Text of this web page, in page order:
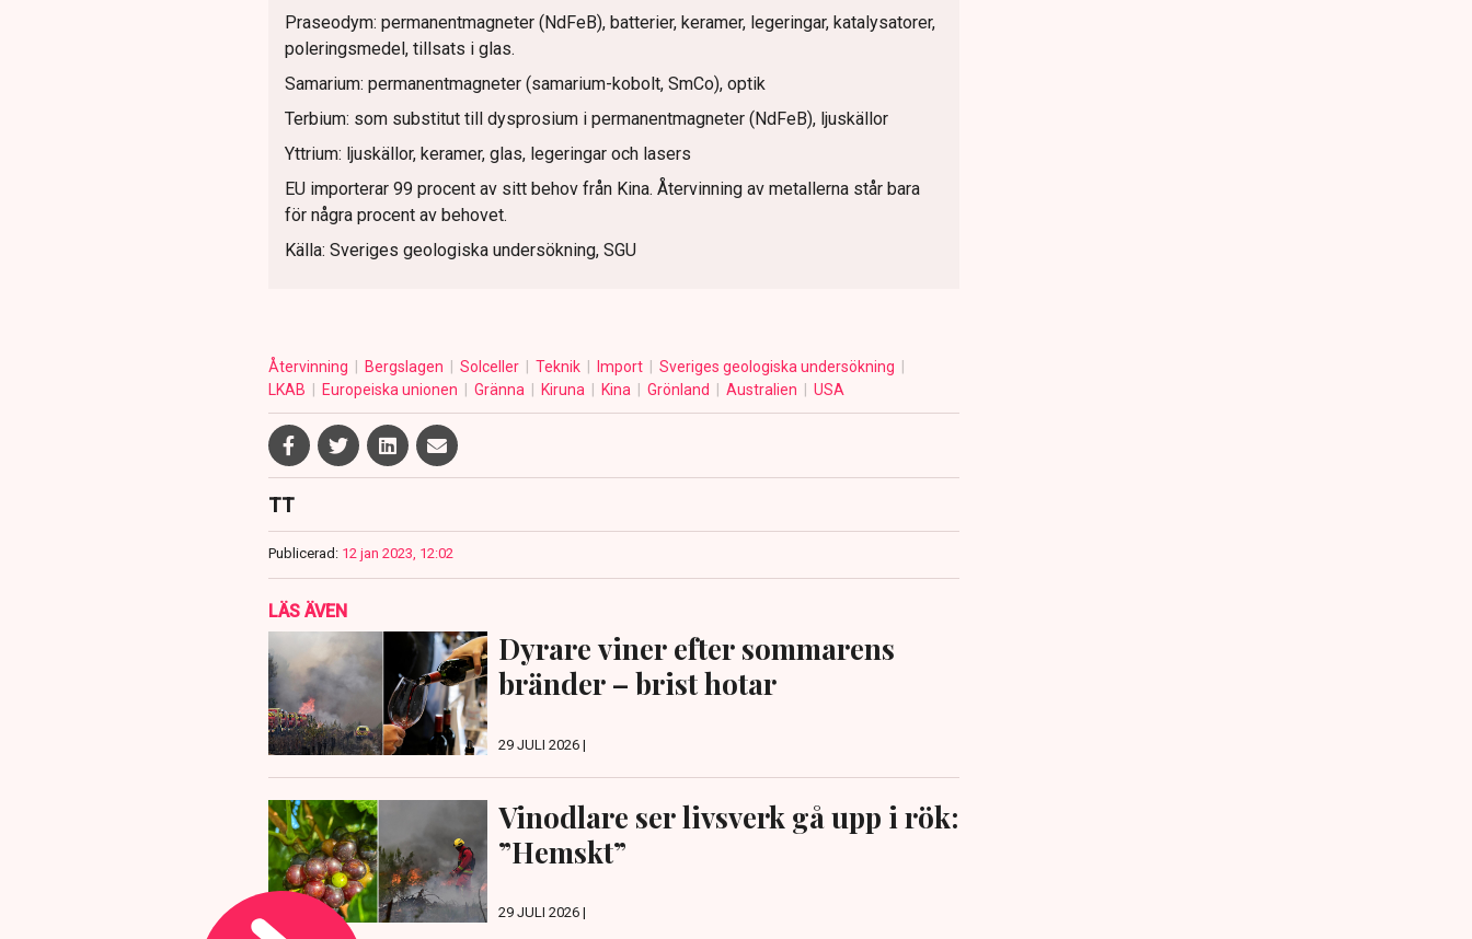
Praseodym: permanentmagneter (NdFeB), batterier, keramer, legeringar, katalysatorer,
poleringsmedel, tillsats i glas.
Samarium: permanentmagneter (samarium-kobolt, SmCo), optik
Terbium: som substitut till dysprosium i permanentmagneter (NdFeB), ljuskällor
Yttrium: ljuskällor, keramer, glas, legeringar och lasers
EU importerar 99 procent av sitt behov från Kina. Återvinning av metallerna står bara
för några procent av behovet.
Källa: Sveriges geologiska undersökning, SGU
Återvinning Bergslagen Solceller Teknik Import
Sveriges geologiska undersökning
LKAB
Europeiska unionen Gränna Kiruna Kina Grönland Australien USA
TT
Publicerad: 12 jan 2023, 12:02
LÄS ÄVEN
Dyrare viner efter sommarens
bränder – brist hotar
29 JULI 2026 |
Vinodlare ser livsverk gå upp i rök:
”Hemskt”
29 JULI 2026 |